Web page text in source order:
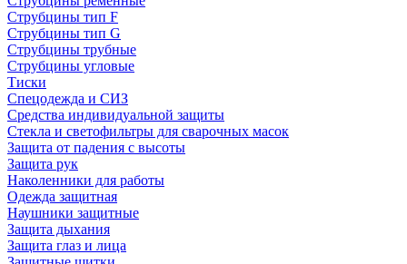
Струбцины тип F
Струбцины тип G
Струбцины трубные
Струбцины угловые
Тиски
Спецодежда и СИЗ
Средства индивидуальной защиты
Стекла и светофильтры для сварочных масок
Защита от падения с высоты
Защита рук
Наколенники для работы
Одежда защитная
Наушники защитные
Защита дыхания
Защита глаз и лица